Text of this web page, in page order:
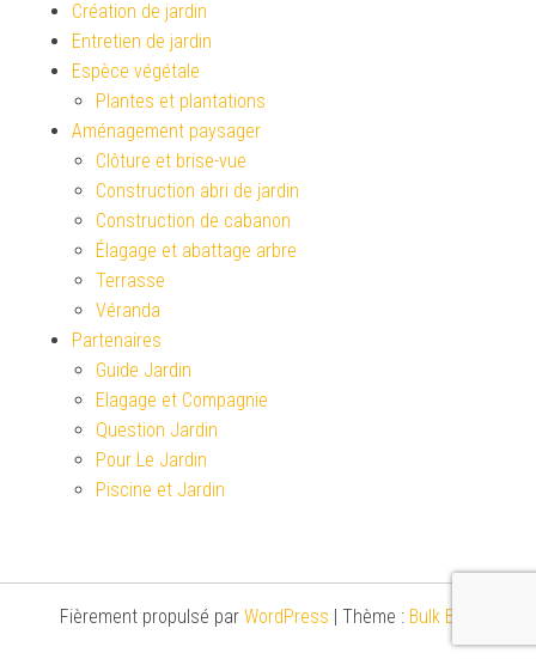
Création de jardin
Entretien de jardin
Espèce végétale
Plantes et plantations
Aménagement paysager
Clôture et brise-vue
Construction abri de jardin
Construction de cabanon
Élagage et abattage arbre
Terrasse
Véranda
Partenaires
Guide Jardin
Elagage et Compagnie
Question Jardin
Pour Le Jardin
Piscine et Jardin
Fièrement propulsé par WordPress | Thème : Bulk Blog